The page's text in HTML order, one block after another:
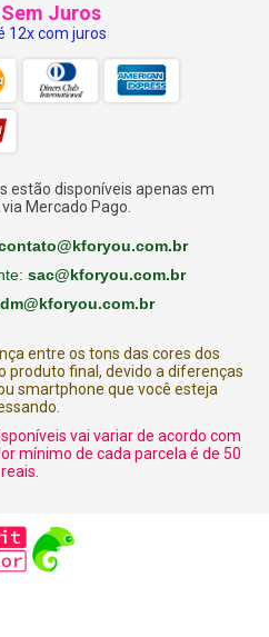
Juros
12x com juros
estão disponíveis apenas em
Mercado Pago.
sac@kforyou.com.br
entre os tons das cores dos
produto final, devido a diferenças
smartphone que você esteja
vai variar de acordo com
mínimo de cada parcela é de 50
reais.